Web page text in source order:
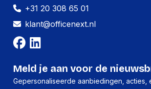
+31 20 308 65 01
klant@officenext.nl
Meld je aan voor de
Gepersonaliseerde aanbiedingen, acties,